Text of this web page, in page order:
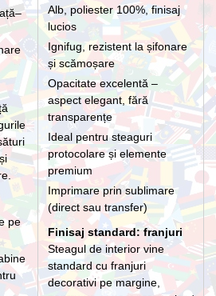
pe
Alb, poliester 100%, finisaj
lucios
Ignifug, rezistent la șifonare
și scămoșare
Opacitate excelentă –
aspect elegant, fără
transparențe
Ideal pentru steaguri
protocolare și elemente
premium
Imprimare prin sublimare
(direct sau transfer)
Finisaj standard: franjuri
Steagul de interior vine
standard cu franjuri
decorativi pe margine,